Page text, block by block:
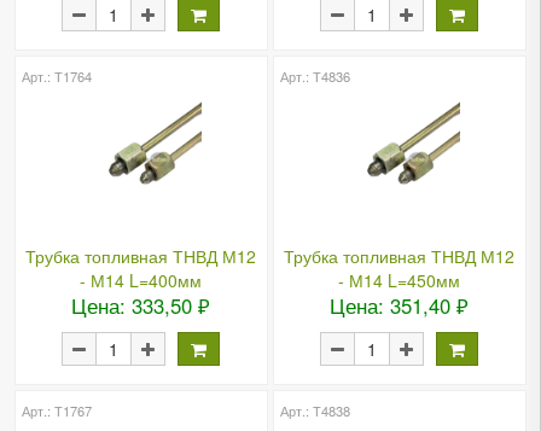
Арт.: Т1764
Трубка топливная ТНВД М12
- М14 L=400мм
Цена: 333,50 ₽
Арт.: Т4836
Трубка топливная ТНВД М12
- М14 L=450мм
Цена: 351,40 ₽
Арт.: Т1767 Арт.: Т4838